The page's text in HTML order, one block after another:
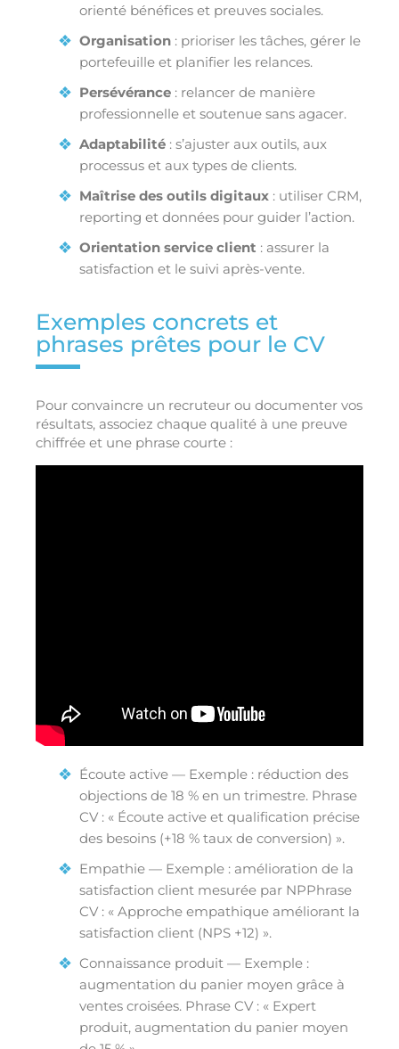
orienté bénéfices et preuves sociales.
Organisation : prioriser les tâches, gérer le
portefeuille et planifier les relances.
Persévérance : relancer de manière
professionnelle et soutenue sans agacer.
Adaptabilité : s’ajuster aux outils, aux
processus et aux types de clients.
Maîtrise des outils digitaux : utiliser CRM,
reporting et données pour guider l’action.
Orientation service client : assurer la
satisfaction et le suivi après-vente.
Exemples concrets et
phrases prêtes pour le CV
Pour convaincre un recruteur ou documenter vos
résultats, associez chaque qualité à une preuve
chiffrée et une phrase courte :
Écoute active — Exemple : réduction des
objections de 18 % en un trimestre. Phrase
CV : « Écoute active et qualification précise
des besoins (+18 % taux de conversion) ».
Empathie — Exemple : amélioration de la
satisfaction client mesurée par NPPhrase
CV : « Approche empathique améliorant la
satisfaction client (NPS +12) ».
Connaissance produit — Exemple :
augmentation du panier moyen grâce à
ventes croisées. Phrase CV : « Expert
produit, augmentation du panier moyen